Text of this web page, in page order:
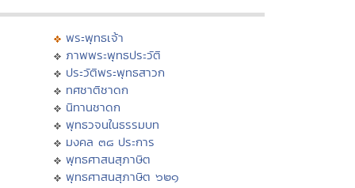
พระพุทธเจ้า
ภาพพระพุทธประวัติ
ประวัติพระพุทธสาวก
ทศชาติชาดก
นิทานชาดก
พุทธวจนในธรรมบท
มงคล ๓๘ ประการ
พุทธศาสนสุภาษิต
พุทธศาสนสุภาษิต ๖๒๑